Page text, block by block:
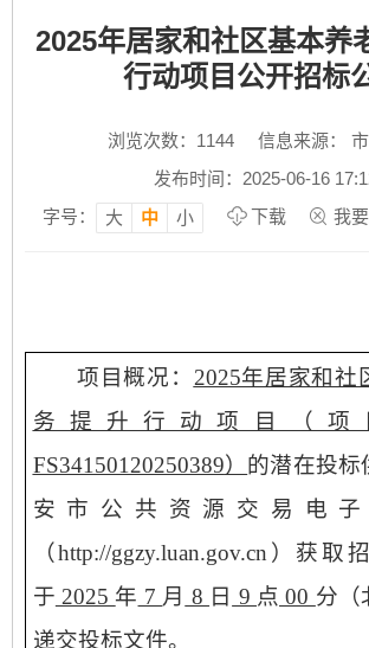
2025年居家和社区基本养
行动项目公开招标
浏览次数： 1144
信息来源：
发布时间：2025-06-16
字号：
大 中 小 下载 我
项目概况： 2025年居家和社
务提升行动项目（项
FS34150120250389） 的潜在投标
安市公共资源交易电
（http://ggzy.luan.gov.cn）获取
于 2025 年 7 月 8 日 9 点 00 分（
递交投标文件。